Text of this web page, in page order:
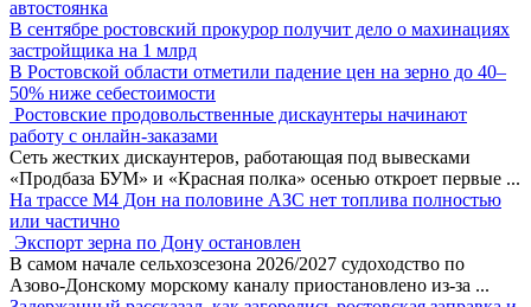
автостоянка
В сентябре ростовский прокурор получит дело о махинациях
застройщика на 1 млрд
В Ростовской области отметили падение цен на зерно до 40–
50% ниже себестоимости
Ростовские продовольственные дискаунтеры начинают
работу с онлайн-заказами
Сеть жестких дискаунтеров, работающая под вывесками
«Продбаза БУМ» и «Красная полка» осенью откроет первые ...
На трассе М4 Дон на половине АЗС нет топлива полностью
или частично
Экспорт зерна по Дону остановлен
В самом начале сельхозсезона 2026/2027 судоходство по
Азово-Донскому морскому каналу приостановлено из-за ...